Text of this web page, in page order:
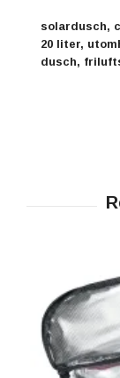
solardusch,
20 liter,
dusch,